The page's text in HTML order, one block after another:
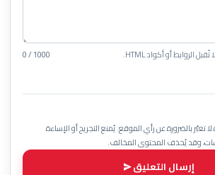
0 / 1000
تعبّر بالضرورة عن رأي الموقع. يُمنع التجريح أو الإساءة
وقد يُحذف المحتوى المخالف.
إرسال التعليق